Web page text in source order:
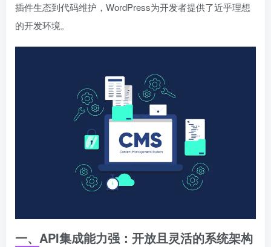
插件生态到代码维护，WordPress为开发者提供了近乎理想
的开发环境。
一、API集成能力强：开放且灵活的系统架构